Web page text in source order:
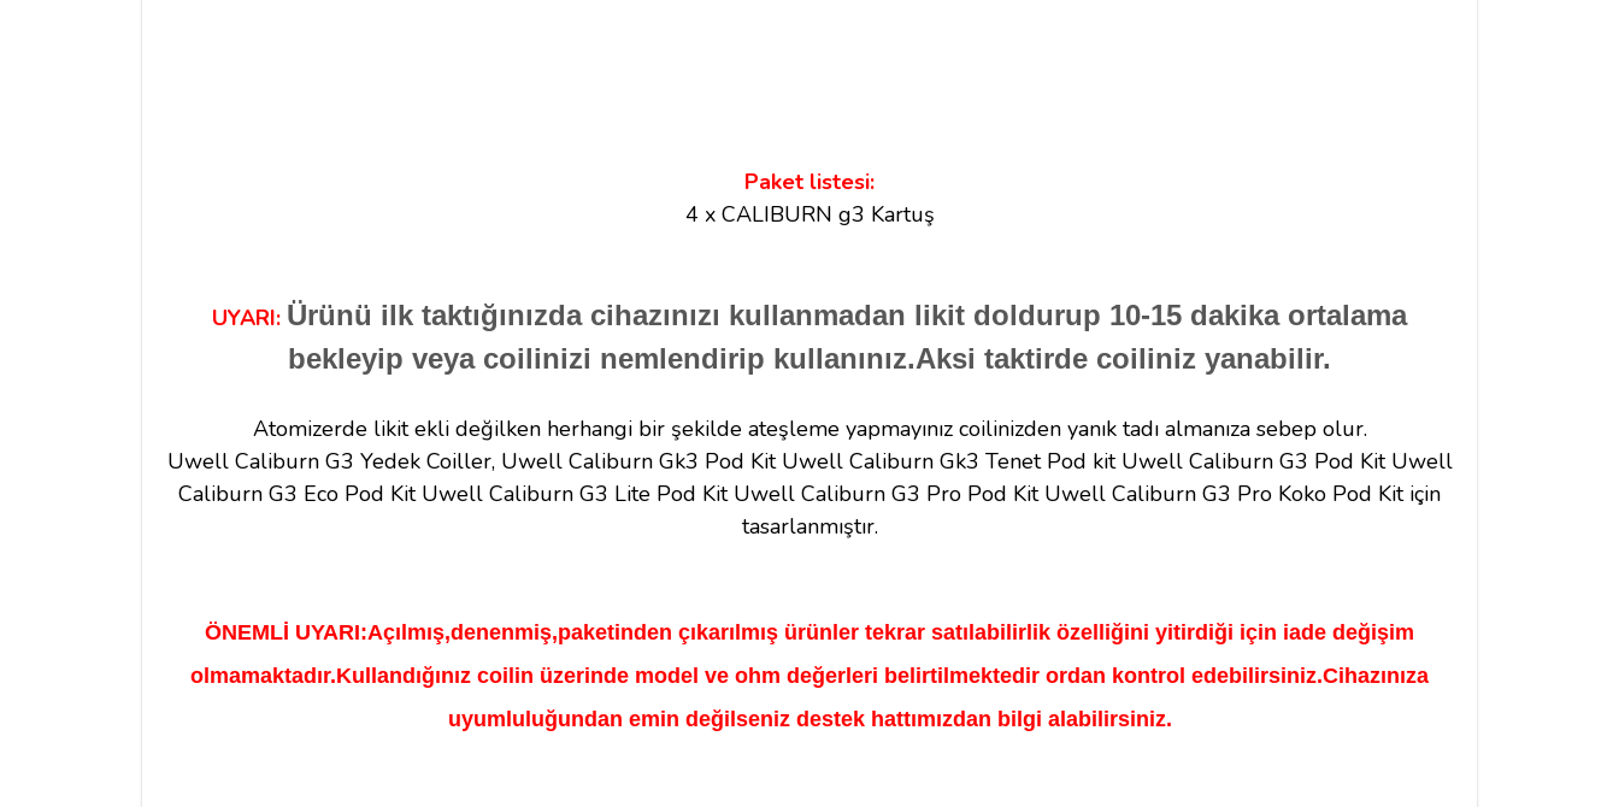
Paket listesi:
4 x CALIBURN g3 Kartuş
UYARI: Ürünü ilk taktığınızda cihazınızı kullanmadan likit doldurup 10-15 dakika ortalama
bekleyip veya coilinizi nemlendirip kullanınız.Aksi taktirde coiliniz yanabilir.
Atomizerde likit ekli değilken herhangi bir şekilde ateşleme yapmayınız coilinizden yanık tadı almanıza sebep olur.
Uwell Caliburn G3 Yedek Coiller, Uwell Caliburn Gk3 Pod Kit Uwell Caliburn Gk3 Tenet Pod kit Uwell Caliburn G3 Pod Kit Uwell
Caliburn G3 Eco Pod Kit Uwell Caliburn G3 Lite Pod Kit Uwell Caliburn G3 Pro Pod Kit Uwell Caliburn G3 Pro Koko Pod Kitiçin
tasarlanmıştır.
ÖNEMLİ UYARI:Açılmış,denenmiş,paketinden çıkarılmış ürünler tekrar satılabilirlik özelliğini yitirdiği için iade değişim
olmamaktadır.Kullandığınız coilin üzerinde model ve ohm değerleri belirtilmektedir ordan kontrol edebilirsiniz.Cihazınıza
uyumluluğundan emin değilseniz destek hattımızdan bilgi alabilirsiniz.